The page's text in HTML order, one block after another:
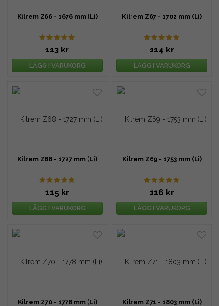
Kilrem Z66 - 1676 mm (Li)
113 kr
LÄGG I VARUKORG
Kilrem Z67 - 1702 mm (Li)
114 kr
LÄGG I VARUKORG
Kilrem Z68 - 1727 mm (Li)
115 kr
LÄGG I VARUKORG
Kilrem Z69 - 1753 mm (Li)
116 kr
LÄGG I VARUKORG
Kilrem Z70 - 1778 mm (Li) Kilrem Z71 - 1803 mm (Li)